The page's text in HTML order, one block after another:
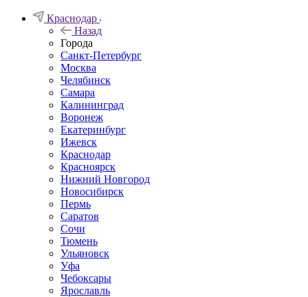
Краснодар
Назад
Города
Санкт-Петербург
Москва
Челябинск
Самара
Калининград
Воронеж
Екатеринбург
Ижевск
Краснодар
Красноярск
Нижний Новгород
Новосибирск
Пермь
Саратов
Сочи
Тюмень
Ульяновск
Уфа
Чебоксары
Ярославль